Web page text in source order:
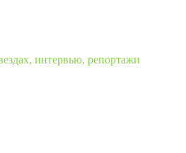
интервью, репортажи